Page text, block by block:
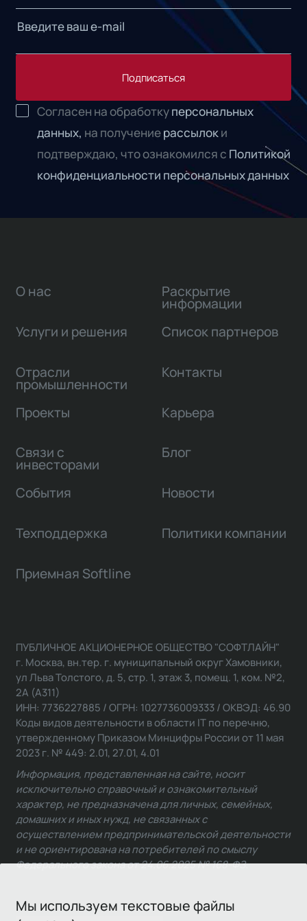
Подписаться
Согласен на обработкуперсональных
данных, на получениерассылоки
подтверждаю, что ознакомился с Политикой
конфиденциальности персональных данных
Мы используем текстовые файлы
О нас
Услуги и решения
Отрасли
промышленности
Проекты
Связи с
инвесторами
Раскрытие
информации
Список партнеров
Контакты
Карьера
Блог
События Новости
Техподдержка Политики компании
Приемная Softline
ПУБЛИЧНОЕ АКЦИОНЕРНОЕ ОБЩЕСТВО "СОФТЛАЙН"
г. Москва, вн.тер. г. муниципальный округ Хамовники,
ул Льва Толстого, д. 5, стр. 1, этаж 3, помещ. 1, ком. №2,
2А (А311)
ИНН: 7736227885 / ОГРН: 1027736009333 / ОКВЭД: 46.90
Коды видов деятельности в области IT по перечню,
утвержденному Приказом Минцифры России от 11 мая
2023 г. № 449: 2.01, 27.01, 4.01
Информация, представленная на сайте, носит
исключительно справочный и ознакомительный
характер, не предназначена для личных, семейных,
домашних и иных нужд, не связанных с
осуществлением предпринимательской деятельности
и не ориентирована на потребителей по смыслу
Федерального закона от 24.06.2025 № 168-ФЗ.